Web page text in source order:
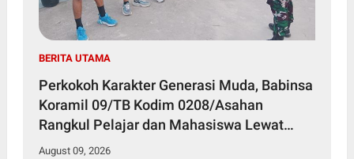
BERITA UTAMA
Perkokoh Karakter Generasi Muda, Babinsa
Koramil 09/TB Kodim 0208/Asahan
Rangkul Pelajar dan Mahasiswa Lewat
Wasbang
August 09, 2026